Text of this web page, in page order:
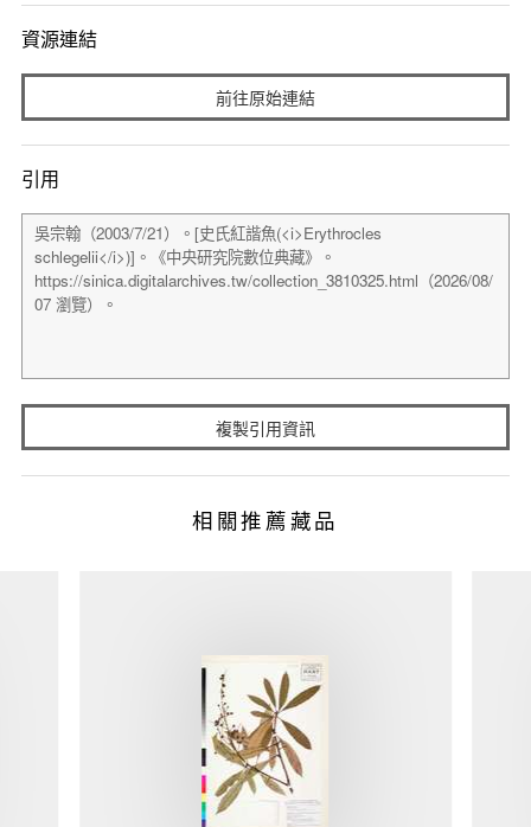
資源連結
前往原始連結
引用
複製引用資訊
相關推薦藏品